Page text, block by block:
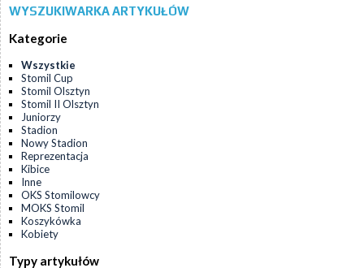
WYSZUKIWARKA ARTYKUŁÓW
Kategorie
Wszystkie
Stomil Cup
Stomil Olsztyn
Stomil II Olsztyn
Juniorzy
Stadion
Nowy Stadion
Reprezentacja
Kibice
Inne
OKS Stomilowcy
MOKS Stomil
Koszykówka
Kobiety
Typy artykułów